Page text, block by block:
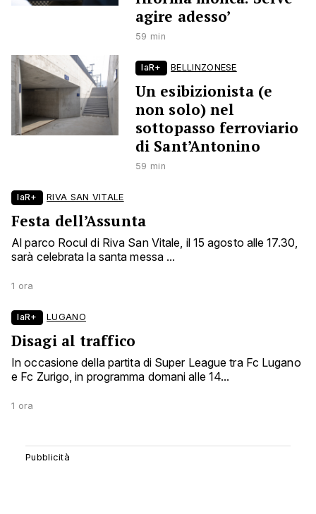
agire adesso’
59 min
laR+ BELLINZONESE
Un esibizionista (e
non solo) nel
sottopasso ferroviario
di Sant’Antonino
59 min
laR+ RIVA SAN VITALE
Festa dell’Assunta
Al parco Rocul di Riva San Vitale, il 15 agosto alle 17.30,
sarà celebrata la santa messa ...
1 ora
laR+ LUGANO
Disagi al traffico
In occasione della partita di Super League tra Fc Lugano
e Fc Zurigo, in programma domani alle 14...
1 ora